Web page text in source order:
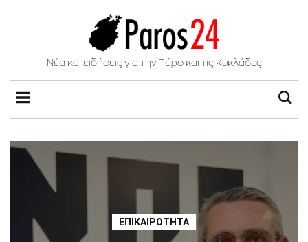
Νέα και ειδήσεις για την Πάρο και τις Κυκλάδες
ΕΠΙΚΑΙΡΌΤΗΤΑ